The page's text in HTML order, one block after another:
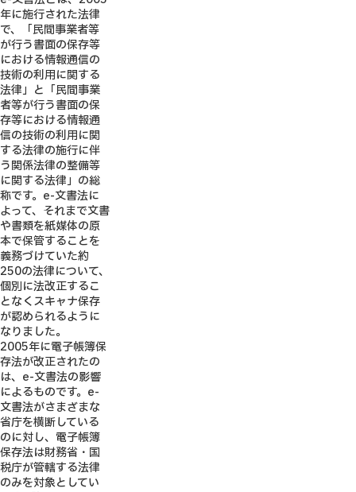
年に施行された法律
で、「民間事業者等
が行う書面の保存等
における情報通信の
技術の利用に関する
法律」と「民間事業
者等が行う書面の保
存等における情報通
信の技術の利用に関
する法律の施行に伴
う関係法律の整備等
に関する法律」の総
称です。e-文書法に
よって、それまで文書
や書類を紙媒体の原
本で保管することを
義務づけていた約
250の法律について、
個別に法改正するこ
となくスキャナ保存
が認められるように
なりました。
2005年に電子帳簿保
存法が改正されたの
は、e-文書法の影響
によるものです。e-
文書法がさまざまな
省庁を横断している
のに対し、電子帳簿
保存法は財務省・国
税庁が管轄する法律
のみを対象としてい